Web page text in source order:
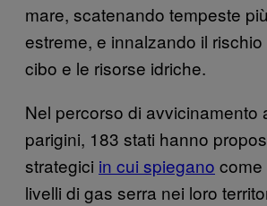
mare, scatenando tempeste
estreme, e innalzando il
cibo e le risorse idriche.
Nel percorso di avvicinamento
parigini, 183 stati hanno
strategici in cui spiegano come
livelli di gas serra nei loro